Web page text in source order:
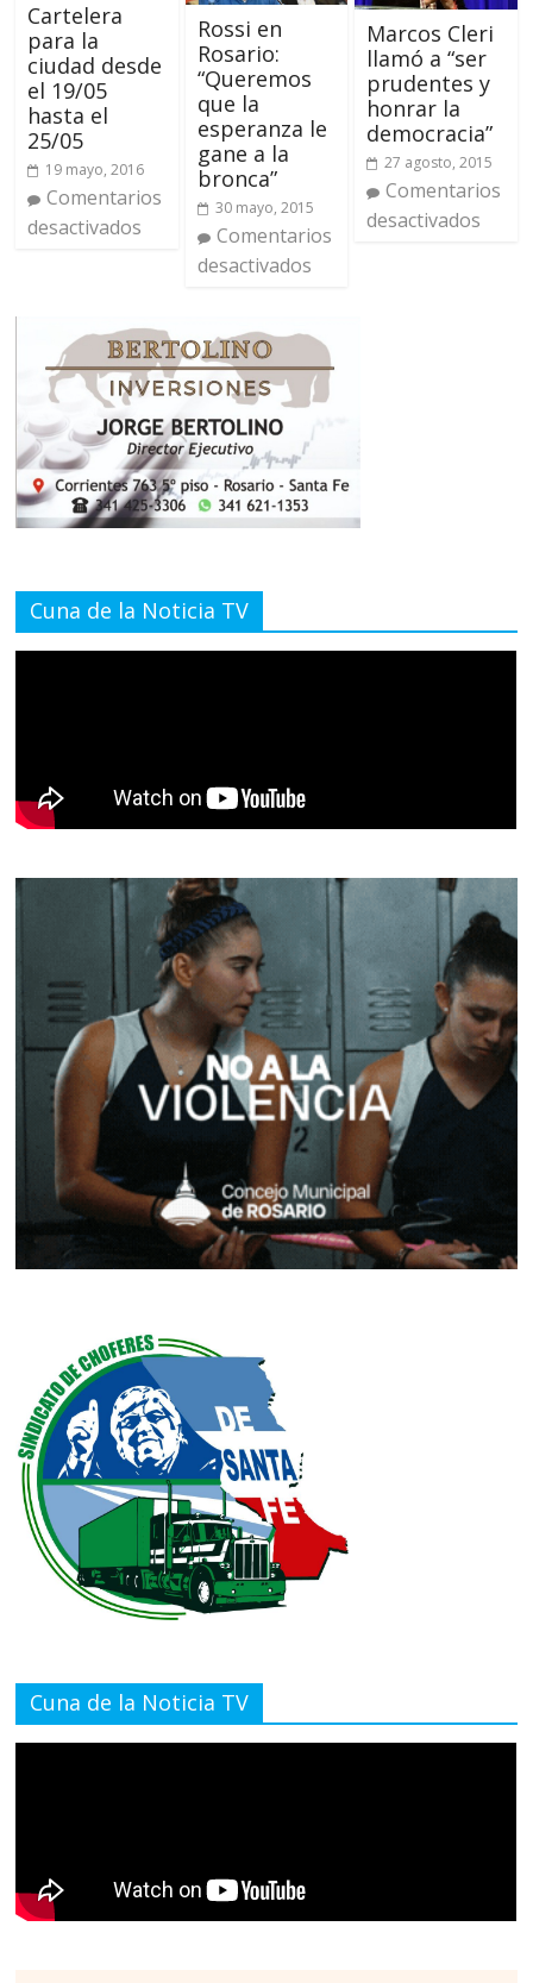
Cartelera
para la
ciudad desde
el 19/05
hasta el
25/05
19 mayo, 2016
Comentarios
desactivados
Rossi en
Rosario:
“Queremos
que la
esperanza le
gane a la
bronca”
30 mayo, 2015
Comentarios
desactivados
Marcos Cleri
llamó a “ser
prudentes y
honrar la
democracia”
27 agosto, 2015
Comentarios
desactivados
Cuna de la Noticia TV
Cuna de la Noticia TV